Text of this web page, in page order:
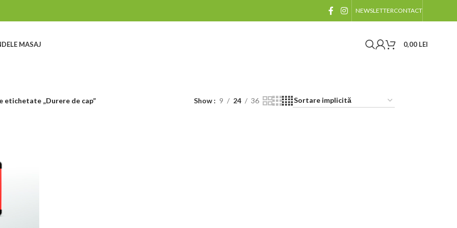
NEWSLETTERCONTACT
MASAJ 0,00 LEI
etichetate „Durere de cap” Show 9 24 36